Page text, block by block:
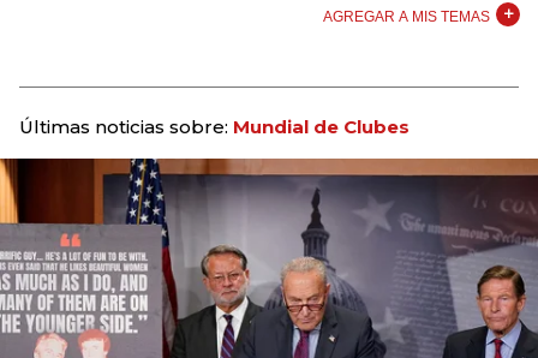
AGREGAR A MIS TEMAS
Últimas noticias sobre: Mundial de Clubes